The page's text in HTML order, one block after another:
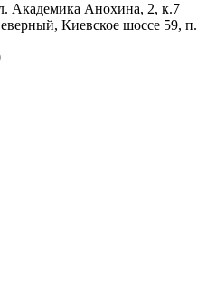
Академика Анохина, 2, к.7
Киевское шоссе 59, п.